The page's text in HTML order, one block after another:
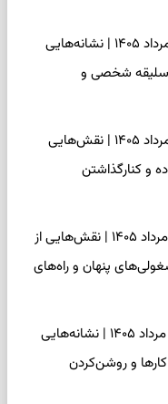
فال اسم امروز جمعه ۱۶ مرداد ۱۴۰۵ | نشانه‌هایی
سلیقه شخصی و
فال چای امروز جمعه ۱۶ مرداد ۱۴۰۵ | نقش‌هایی
و کنارگذاشتن
فال قهوه امروز جمعه ۱۶ مرداد ۱۴۰۵ | نقش‌هایی از
پنهان و راه‌های
فال شمع امروز جمعه ۱۶ مرداد ۱۴۰۵ | نشانه‌هایی
و روشن‌کردن